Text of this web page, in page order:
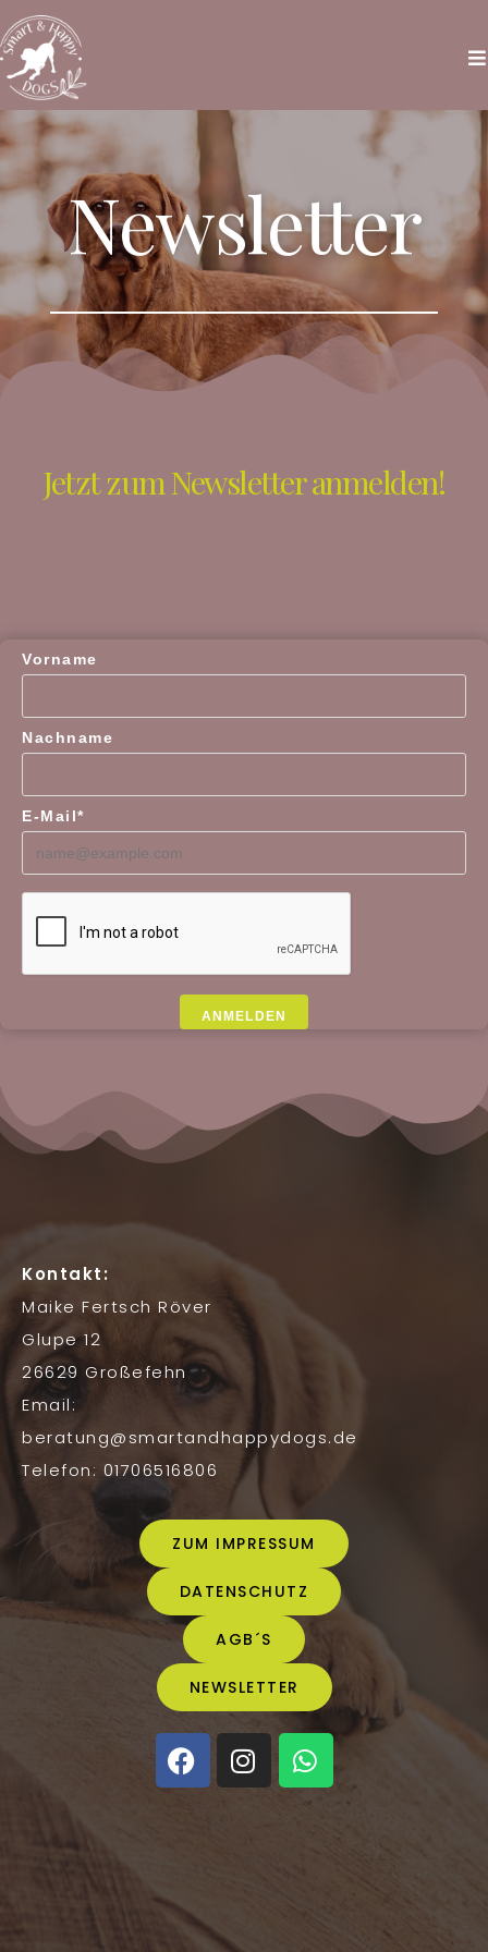
Newsletter
Jetzt zum Newsletter anmelden!
Vorname
Nachname
E-Mail*
ANMELDEN
Kontakt:
Maike Fertsch Röver
Glupe 12
26629 Großefehn
Email:
beratung@smartandhappydogs.de
Telefon: 01706516806
ZUM IMPRESSUM
DATENSCHUTZ
AGB´S
NEWSLETTER